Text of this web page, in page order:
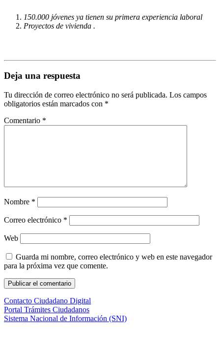
150.000 jóvenes ya tienen su primera experiencia laboral
Proyectos de vivienda .
Deja una respuesta
Tu dirección de correo electrónico no será publicada. Los campos
obligatorios están marcados con *
Comentario *
Nombre *
Correo electrónico *
Web
Guarda mi nombre, correo electrónico y web en este navegador
para la próxima vez que comente.
Contacto Ciudadano Digital
Portal Trámites Ciudadanos
Sistema Nacional de Información (SNI)